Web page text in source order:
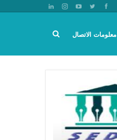
معلومات الاتصال